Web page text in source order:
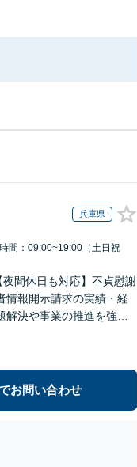
兵庫県
間：09:00~19:00（土日祝
間休日も対応】不貞慰謝
情報開示請求の実績・経
決や事業の推進を強力
お問い合わせ